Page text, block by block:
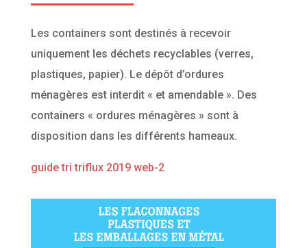
Les containers sont destinés à recevoir
uniquement les déchets recyclables (verres,
plastiques, papier). Le dépôt d’ordures
ménagères est interdit « et amendable ». Des
containers « ordures ménagères » sont à
disposition dans les différents hameaux.
guide tri triflux 2019 web-2